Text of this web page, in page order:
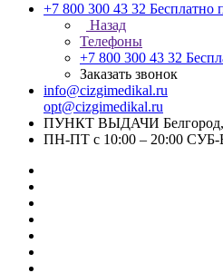
+7 800 300 43 32 Бесплатно
Назад
Телефоны
+7 800 300 43 32
Заказать звонок
info@cizgimedikal.ru
opt@cizgimedikal.ru
ПУНКТ ВЫДАЧИ Белгород,
ПН-ПТ с 10:00 – 20:00 СУБ-